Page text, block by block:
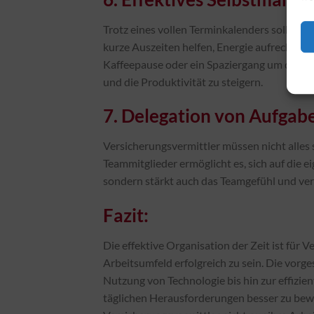
Trotz eines vollen Terminkalenders sollten
kurze Auszeiten helfen, Energie
Kaffeepause oder ein Spaziergang um den
und die Produktivität zu steigern.
7. Delegation von
Versicherungsvermittler müssen nicht
Teammitglieder ermöglicht es, sich auf die
sondern stärkt auch das Teamgefühl und
Fazit:
Die effektive Organisation der Zeit ist für
Arbeitsumfeld erfolgreich zu sein. Die
Nutzung von Technologie bis hin zur
täglichen Herausforderungen besser zu